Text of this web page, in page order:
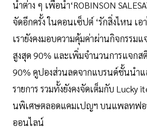
นำต่าง ๆ เพื่อนำ‘ROBINSON
จัดอีกครั้ง ในคอนเซ็ปต์ ‘รักสิ่งไหน เ
เรายังคงมอบความคุ้มค่าผ่านกิจกรรม
สูงสุด 90% และเพิ่มจำนวนการแจกส
90% คูปองส่วนลดจากแบรนด์ชั้นนำแ
รายการ รวมทั้งยังคงจัดเต็มกับ Lucky
นพิเศษตลอดแคมเปญฯ บนแพลทฟอ
ออนไลน์